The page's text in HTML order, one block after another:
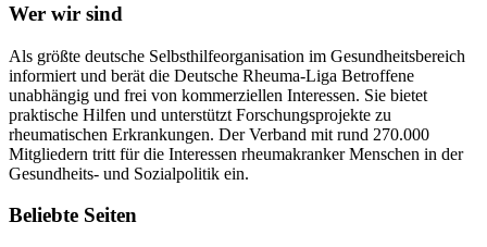
Wer wir sind
Als größte deutsche Selbsthilfeorganisation im Gesundheitsbereich
informiert und berät die Deutsche Rheuma-Liga Betroffene
unabhängig und frei von kommerziellen Interessen. Sie bietet
praktische Hilfen und unterstützt Forschungsprojekte zu
rheumatischen Erkrankungen. Der Verband mit rund 270.000
Mitgliedern tritt für die Interessen rheumakranker Menschen in der
Gesundheits- und Sozialpolitik ein.
Beliebte Seiten